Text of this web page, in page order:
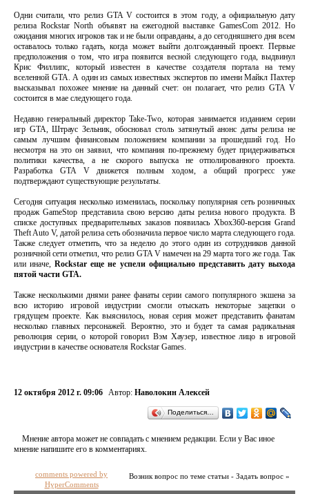
Одни считали, что релиз GTA V состоится в этом году, а официальную дату
релиза Rockstar North объявят на ежегодной выставке GamesCom 2012. Но
ожидания многих игроков так и не были оправданы, а до сегодняшнего дня всем
оставалось только гадать, когда может выйти долгожданный проект. Первые
предположения о том, что игра появится весной следующего года, выдвинул
Крис Филлипс, который известен в качестве создателя портала на тему
вселенной GTA. А один из самых известных экспертов по имени Майкл Пахтер
высказывал похожее мнение на данный счет: он полагает, что релиз GTA V
состоится в мае следующего года.
Недавно генеральный директор Take-Two, которая занимается изданием серии
игр GTA, Штраус Зельник, обосновал столь затянутый анонс даты релиза не
самым лучшим финансовым положением компании за прошедший год. Но
несмотря на это он заявил, что компания по-прежнему будет придерживаться
политики качества, а не скорого выпуска не отполированного проекта.
Разработка GTA V движется полным ходом, а общий прогресс уже
подтверждают существующие результаты.
Сегодня ситуация несколько изменилась, поскольку популярная сеть розничных
продаж GameStop представила свою версию даты релиза нового продукта. В
списке доступных предварительных заказов появилась Xbox360-версия Grand
Theft Auto V, датой релиза сеть обозначила первое число марта следующего года.
Также следует отметить, что за неделю до этого один из сотрудников данной
розничной сети отметил, что релиз GTA V намечен на 29 марта того же года. Так
или иначе,Rockstar еще не успели официально представить дату выхода
пятой части GTA.
Также несколькими днями ранее фанаты серии самого популярного экшена за
всю историю игровой индустрии смогли отыскать некоторые зацепки о
грядущем проекте. Как выяснилось, новая серия может представить фанатам
несколько главных персонажей. Вероятно, это и будет та самая радикальная
революция серии, о которой говорил Вэм Хаузер, известное лицо в игровой
индустрии в качестве основателя Rockstar Games.
12 октября 2012 г. 09:06 Автор: Наволокин Алексей
Поделиться…
Мнение автора может не совпадать с мнением редакции. Если у Вас иное
мнение напишите его в комментариях.
Возник вопрос по теме статьи - Задать вопрос »
comments powered by
HyperComments